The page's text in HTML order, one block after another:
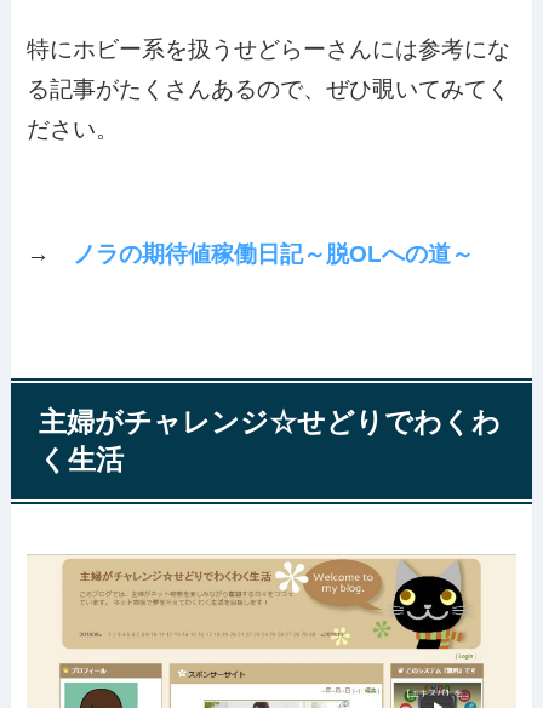
特にホビー系を扱うせどらーさんには参考にな
る記事がたくさんあるので、ぜひ覗いてみてく
ださい。
→ ノラの期待値稼働日記～脱OLへの道～
主婦がチャレンジ☆せどりでわくわ
く生活